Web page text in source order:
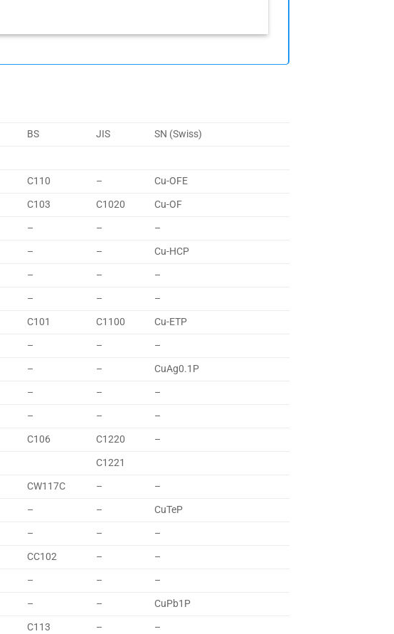
BS JIS
SN (Swiss)
C110 –
Cu-OFE
C103 C1020
Cu-OF
– –
–
– –
Cu-HCP
– –
–
– –
–
C101 C1100
Cu-ETP
– –
–
– –
CuAg0.1P
– –
–
– –
–
C106 C1220
–
C1221
CW117C –
–
– –
CuTeP
– –
–
CC102 –
–
– –
–
– –
CuPb1P
C113 –
–